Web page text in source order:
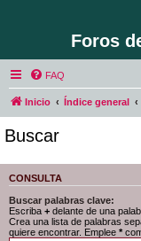
Foros
FAQ
Inicio Índice general
Buscar
CONSULTA
Buscar palabras clave:
Escriba + delante de una
Crea una lista de palabras
quiere encontrar. Emplee *